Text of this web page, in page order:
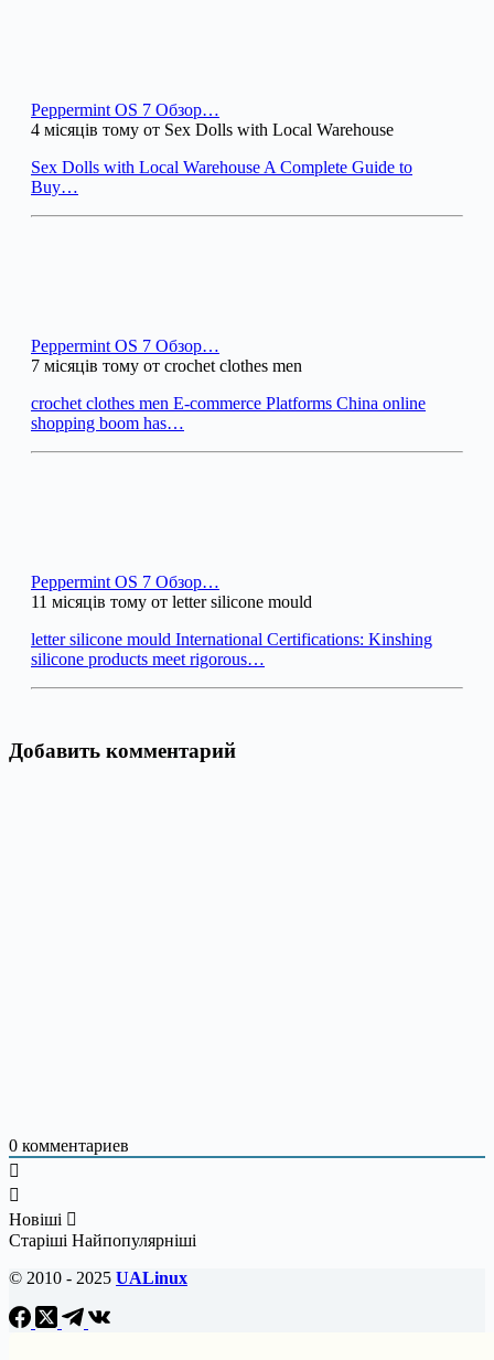
Peppermint OS 7 Обзор…
4 місяців тому от Sex Dolls with Local Warehouse
Sex Dolls with Local Warehouse A Complete Guide to
Buy…
Peppermint OS 7 Обзор…
7 місяців тому от crochet clothes men
crochet clothes men E-commerce Platforms China online
shopping boom has…
Peppermint OS 7 Обзор…
11 місяців тому от letter silicone mould
letter silicone mould International Certifications: Kinshing
silicone products meet rigorous…
Добавить комментарий
0 комментариев
Новіші
Старіші Найпопулярніші
© 2010 - 2025 UALinux